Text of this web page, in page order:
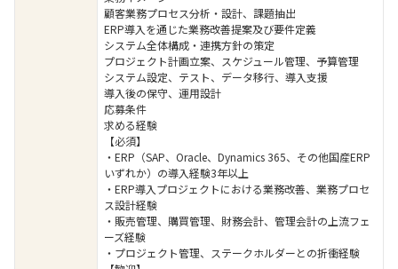
顧客業務プロセス分析・設計、課題抽出
ERP導入を通じた業務改善提案及び要件定義
システム全体構成・連携方針の策定
プロジェクト計画立案、スケジュール管理、予算管理
システム設定、テスト、データ移行、導入支援
導入後の保守、運用設計
応募条件
求める経験
【必須】
・ERP（SAP、Oracle、Dynamics 365、その他国産ERP
いずれか）の導入経験3年以上
・ERP導入プロジェクトにおける業務改善、業務プロセ
ス設計経験
・販売管理、購買管理、財務会計、管理会計の上流フェ
ーズ経験
・プロジェクト管理、ステークホルダーとの折衝経験